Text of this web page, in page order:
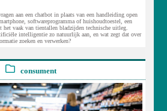
aan een chatbot in plaats van een handleiding open
softwareprogramma of huishoudtoestel, een
vaak van tientallen bladzijden technische uitleg.
intelligentie zo natuurlijk aan, en wat zegt dat over
zoeken en verwerken?
consument